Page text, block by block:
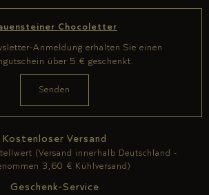
Kostenloser Versand
(Versand innerhalb Deutschland -
3,60 € Kühlversand)
Geschenk-Service
Chocoletter
Anmeldung erhalten Sie einen
über 5 € geschenkt.